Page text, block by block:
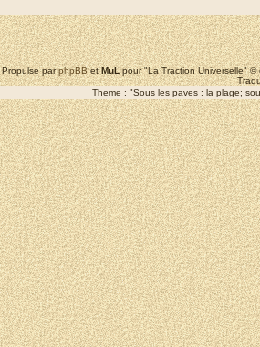
Propulse parphpBBetMuLpour "La Traction Universelle"
Theme : "Sous les paves : la plage;